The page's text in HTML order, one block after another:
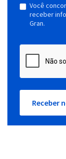
Você
receber
Gran.
Receber